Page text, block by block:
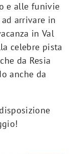
e alle funivie
arrivare in
in Val
celebre pista
che da Resia
anche da